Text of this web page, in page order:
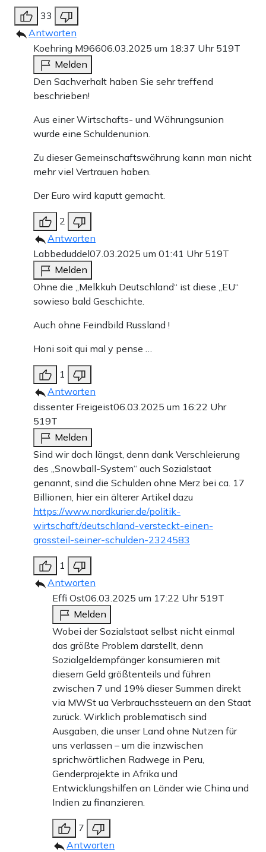
33
Antworten
Koehring M96606.03.2025 um 18:37 Uhr 519T
Melden
Den Sachverhalt haben Sie sehr treffend
beschrieben!
Aus einer Wirtschafts- und Währungsunion
wurde eine Schuldenunion.
Zu dieser Gemeinschaftswährung kann man nicht
mehr viel Vertrauen haben.
Der Euro wird kaputt gemacht.
2
Antworten
Labbeduddel07.03.2025 um 01:41 Uhr 519T
Melden
Ohne die „Melkkuh Deutschland“ ist diese „EU“
sowieso bald Geschichte.
Auch ohne Feindbild Russland !
Honi soit qui mal y pense …
1
Antworten
dissenter Freigeist06.03.2025 um 16:22 Uhr
519T
Melden
Sind wir doch längst, denn dank Verschleierung
des „Snowball-System“ auch Sozialstaat
genannt, sind die Schulden ohne Merz bei ca. 17
Billionen, hier ein älterer Artikel dazu
https://www.nordkurier.de/politik-
wirtschaft/deutschland-versteckt-einen-
grossteil-seiner-schulden-2324583
1
Antworten
Effi Ost06.03.2025 um 17:22 Uhr 519T
Melden
Wobei der Sozialstaat selbst nicht einmal
das größte Problem darstellt, denn
Sozialgeldempfänger konsumieren mit
diesem Geld größtenteils und führen
zwischen 7 und 19% dieser Summen direkt
via MWSt ua Verbrauchssteuern an den Staat
zurück. Wirklich problematisch sind
Ausgaben, die unser Land ohne Nutzen für
uns verlassen – um die inzwischen
sprichwörtlichen Radwege in Peru,
Genderprojekte in Afrika und
Entwicklungshilfen an Länder wie China und
Indien zu finanzieren.
7
Antworten